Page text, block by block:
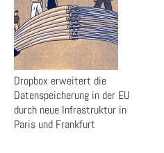
Dropbox erweitert die
Datenspeicherung in der EU
durch neue Infrastruktur in
Paris und Frankfurt